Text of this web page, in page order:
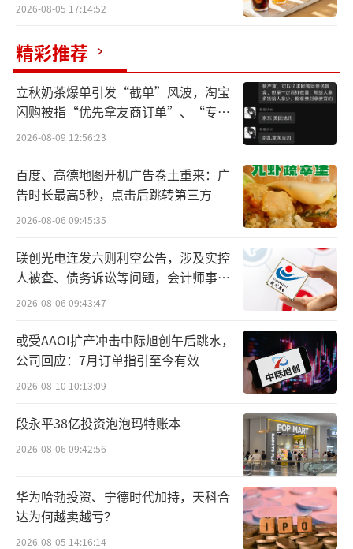
集团的黄宏生来说也是重大利好。李和黄是高
考恢复后的第一批考生。受益于此，他们改变
了命运。之后他们对政策本能性地敏感。在电
子振兴产业规划下，TCL和创维要分一杯羹。于
是TCL参股了三星的苏州项目，创维则成为LG
广州项目的参与者。
TCL获得LGD广州8.5代线优先购买权
当时LGD已经是全球第二大液晶面板生产
商，根据当时最新的统计数据，其在全球液晶
面板市场所占的市场份额高达约25％，仅次于
韩国三星。
当时的TCL集团才刚刚力排众议发力上游，
在面板显示行业还是“nobody”，尽全力也只
能在高世代线合资项目上扮演小股东的角色。
与三星、LGD相比，真的是long long way to g
o！当时，李东生可能未曾预料到，13年后，T
CL能在曾经自己艳羡的项目中获得优先购买
权，有可能成为项目的主导者。
2026-08-05 17:14:52
精彩推荐
立秋奶茶爆单引发“截单”风波，淘宝
闪购被指“优先拿友商订单”、“专挑
贵的拿”
2026-08-09 12:56:23
百度、高德地图开机广告卷土重来：广
告时长最高5秒，点击后跳转第三方
2026-08-06 09:45:35
联创光电连发六则利空公告，涉及实控
人被查、债务诉讼等问题，会计师事务
所曾出具“保留意见”
2026-08-06 09:43:47
或受AAOI扩产冲击中际旭创午后跳水，
公司回应：7月订单指引至今有效
2026-08-10 10:13:09
段永平38亿投资泡泡玛特账本
2026-08-06 09:42:56
华为哈勃投资、宁德时代加持，天科合
达为何越卖越亏？
2026-08-05 14:16:14